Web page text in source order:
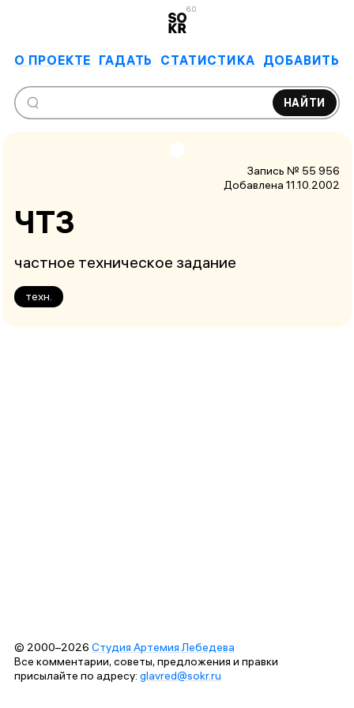
6.0
О ПРОЕКТЕ ГАДАТЬ СТАТИСТИКА ДОБАВИТЬ
НАЙТИ
Запись № 55 956
Добавлена 11.10.2002
ЧТЗ
частное техническое задание
техн.
© 2000–2026 Студия Артемия Лебедева
Все комментарии, советы, предложения и правки
присылайте по адресу: glavred@sokr.ru